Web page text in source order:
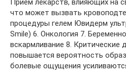
Прием лекарств, влияющих на
что может вызвать
процедуры гелем Ювидерм
Smile) 6. Онкология 7.
вскармливание 8. Критические
повышается вероятность
болевые ощущения